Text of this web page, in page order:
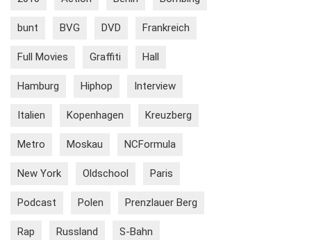
bunt BVG DVD Frankreich
Full Movies Graffiti Hall
Hamburg Hiphop Interview
Italien Kopenhagen Kreuzberg
Metro Moskau NCFormula
New York Oldschool Paris
Podcast Polen Prenzlauer Berg
Rap Russland S-Bahn